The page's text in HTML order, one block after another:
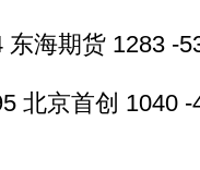
海期货 1283 -
京首创 1040 -